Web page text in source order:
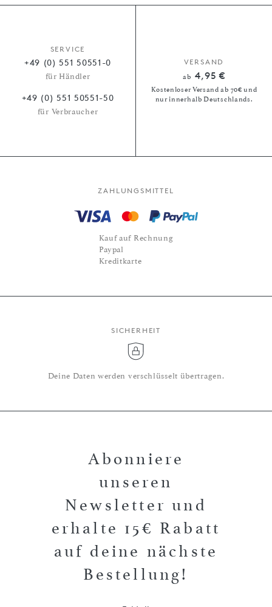
SERVICE
+49 (0) 551 50551-0
für Händler
+49 (0) 551 50551-50
für Verbraucher
VERSAND
ab 4,95 €
Kostenloser Versand ab 70€ und
nur innerhalb Deutschlands.
ZAHLUNGSMITTEL
Kauf auf Rechnung
Paypal
Kreditkarte
SICHERHEIT
Deine Daten werden verschlüsselt übertragen.
Abonniere
unseren
Newsletter und
erhalte 15€ Rabatt
auf deine nächste
Bestellung!